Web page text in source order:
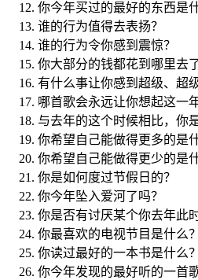
你今年买过的最好的东西是
谁的行为值得去表扬？
谁的行为令你感到震惊？
你大部分的钱都花到哪里去了
有什么事让你感到超级、超
哪首歌会永远让你想起这一年
与去年的这个时候相比，你
你希望自己能做得更多的是
你希望自己能做得更少的是
你是如何度过节假日的？
你今年坠入爱河了吗？
你是否有讨厌某个你去年此
你最喜欢的电视节目是什么？
你读过最好的一本书是什么？
你今年发现的最好听的一首